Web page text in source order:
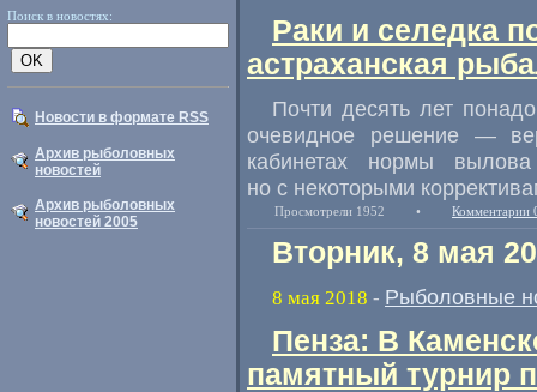
Поиск в новостях:
Новости в формате RSS
Архив рыболовных
новостей
Архив рыболовных
новостей 2005
Раки и селедка
астраханская
Почти десять лет
очевидное решение —
кабинетах нормы
но с некоторыми
Просмотрели 1952 • Комментарии
Вторник, 8 мая
8 мая 2018 - Рыболовные
Пенза: В
памятный турнир